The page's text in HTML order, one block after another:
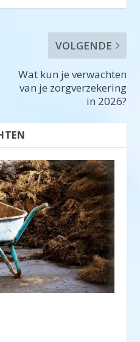
VOLGENDE
Wat kun je verwachten
van je zorgverzekering
in 2026?